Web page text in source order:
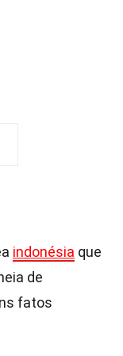
indonésia que
de
fatos